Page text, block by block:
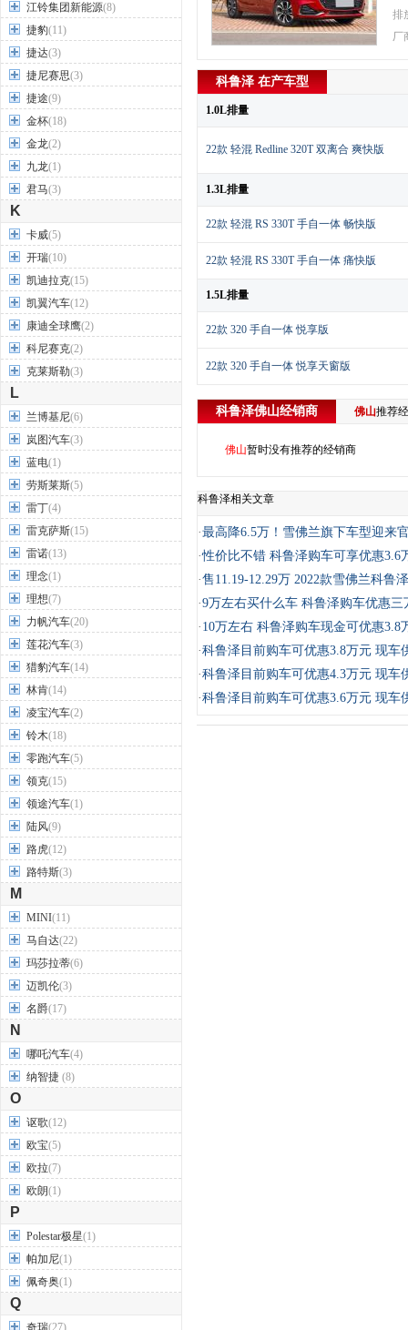
江铃集团新能源(8)
捷豹(11)
捷达(3)
捷尼赛思(3)
捷途(9)
金杯(18)
金龙(2)
九龙(1)
君马(3)
K
卡威(5)
开瑞(10)
凯迪拉克(15)
凯翼汽车(12)
康迪全球鹰(2)
科尼赛克(2)
克莱斯勒(3)
L
兰博基尼(6)
岚图汽车(3)
蓝电(1)
劳斯莱斯(5)
雷丁(4)
雷克萨斯(15)
雷诺(13)
理念(1)
理想(7)
力帆汽车(20)
莲花汽车(3)
猎豹汽车(14)
林肯(14)
凌宝汽车(2)
铃木(18)
零跑汽车(5)
领克(15)
领途汽车(1)
陆风(9)
路虎(12)
路特斯(3)
M
MINI(11)
马自达(22)
玛莎拉蒂(6)
迈凯伦(3)
名爵(17)
N
哪吒汽车(4)
纳智捷 (8)
O
讴歌(12)
欧宝(5)
欧拉(7)
欧朗(1)
P
Polestar极星(1)
帕加尼(1)
佩奇奥(1)
Q
奇瑞(27)
排
厂
科鲁泽 在产车型
1.0L排量
22款 轻混 Redline 320T 双离合 爽快版
1.3L排量
22款 轻混 RS 330T 手自一体 畅快版
22款 轻混 RS 330T 手自一体 痛快版
1.5L排量
22款 320 手自一体 悦享版
22款 320 手自一体 悦享天窗版
科鲁泽佛山经销商 佛山推荐
佛山暂时没有推荐的经销商
科鲁泽相关文章
·最高降6.5万！雪佛兰旗下车型迎来
·性价比不错 科鲁泽购车可享优惠3.6
·售11.19-12.29万 2022款雪佛兰科鲁
·9万左右买什么车 科鲁泽购车优惠三
· 10万左右 科鲁泽购车现金可优惠3.8
·科鲁泽目前购车可优惠3.8万元 现车
·科鲁泽目前购车可优惠4.3万元 现车
·科鲁泽目前购车可优惠3.6万元 现车